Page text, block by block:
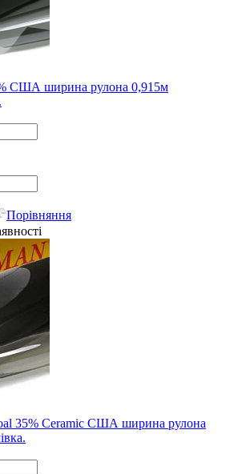
США ширина рулона 0,915м
Порівняння
35% Ceramic США ширина рулона